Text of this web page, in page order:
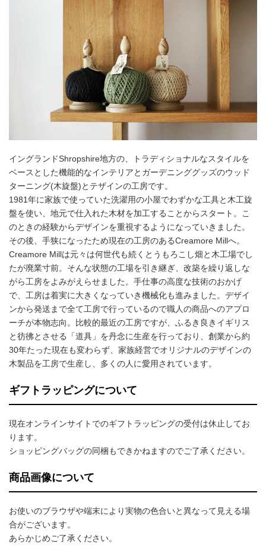
イングランドShropshire地方の、トラディショナルなスタイルを
ベースとした機能的なインテリアとガーデニンググッズのウッド
ターニング(木旋盤)とテザインの工房です。
1981年に家族で使っていた洗濯用の小屋でわずかな工具と木工旋
盤を使い、地元で仕入れた木材を加工することからスタート。こ
のときの経験からデザインを重視するようになっていきました。
その後、手狭になったため現在の工房のあるCreamore Millへ。
Creamore Millは元々は何世代も続くとうもろこし畑と木工場でし
たが廃業寸前。そんな状態の工場を引き継ぎ、改築を繰り返しな
がら工房をよみがえらせました。手仕事の高度な技術のおかげ
で、工房は着実に大きくなっていき機械化も進みました。デザイ
ンから発送まで全て工房で行っているので職人の商品へのアプロ
ーチが本物志向。比較的最近の工房ですが、ふるき良きイギリス
と彷彿とさせる「道具」を丹念に生産を行っており、創業から約
30年たった現在も変わらず、家族経営でオリジナルのデザインの
木製品を工房で生産し、多くの人に愛用されています。
ギフトラッピングについて
現在オンラインサイトでのギフトラッピングの受付は休止してお
ります。
ショッピングバッグの同梱もできかねますのでご了承ください。
商品画像について
お使いのブラウザや端末により実物の色合いと異なって見える場
合がございます。
あらかじめご了承ください。